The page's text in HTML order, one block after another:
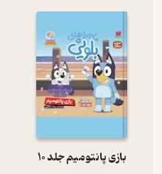
بازی پانتومیم جلد 10